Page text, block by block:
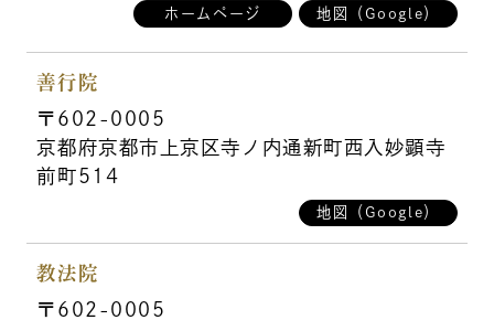
地図（Google）
ホームページ
善行院
〒602-0005
京都府京都市上京区寺ノ内通新町西入妙顕寺
前町514
地図（Google）
教法院
〒602-0005